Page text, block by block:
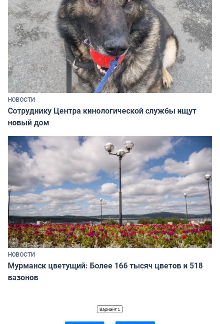
НОВОСТИ
Сотруднику Центра кинологической службы ищут
новый дом
НОВОСТИ
Мурманск цветущий: Более 166 тысяч цветов и 518
вазонов